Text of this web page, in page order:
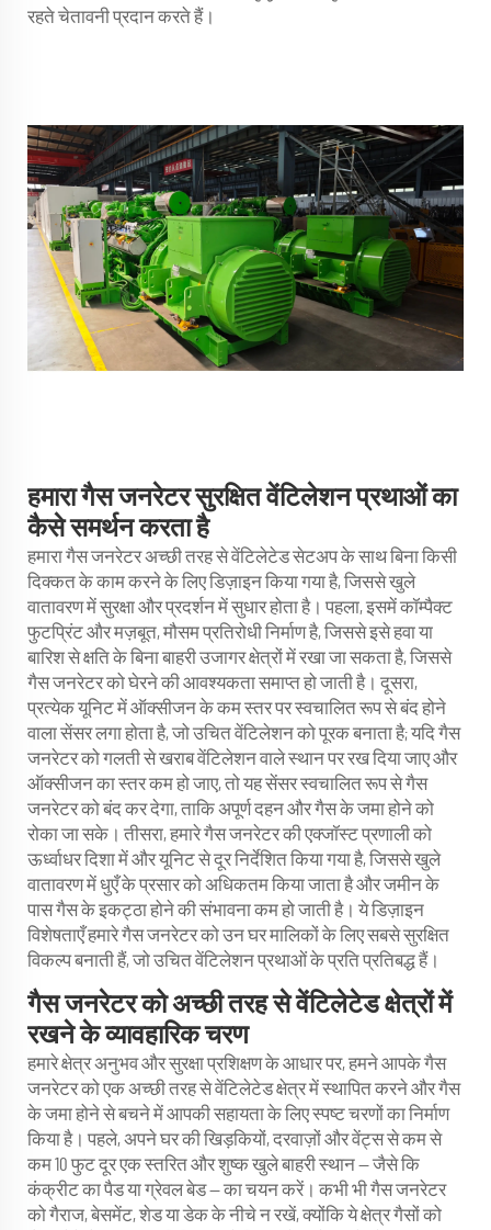
रहते चेतावनी प्रदान करते हैं।
हमारा गैस जनरेटर सुरक्षित वेंटिलेशन प्रथाओं का
कैसे समर्थन करता है
हमारा गैस जनरेटर अच्छी तरह से वेंटिलेटेड सेटअप के साथ बिना किसी
दिक्कत के काम करने के लिए डिज़ाइन किया गया है, जिससे खुले
वातावरण में सुरक्षा और प्रदर्शन में सुधार होता है। पहला, इसमें कॉम्पैक्ट
फुटप्रिंट और मज़बूत, मौसम प्रतिरोधी निर्माण है, जिससे इसे हवा या
बारिश से क्षति के बिना बाहरी उजागर क्षेत्रों में रखा जा सकता है, जिससे
गैस जनरेटर को घेरने की आवश्यकता समाप्त हो जाती है। दूसरा,
प्रत्येक यूनिट में ऑक्सीजन के कम स्तर पर स्वचालित रूप से बंद होने
वाला सेंसर लगा होता है, जो उचित वेंटिलेशन को पूरक बनाता है; यदि गैस
जनरेटर को गलती से खराब वेंटिलेशन वाले स्थान पर रख दिया जाए और
ऑक्सीजन का स्तर कम हो जाए, तो यह सेंसर स्वचालित रूप से गैस
जनरेटर को बंद कर देगा, ताकि अपूर्ण दहन और गैस के जमा होने को
रोका जा सके। तीसरा, हमारे गैस जनरेटर की एक्जॉस्ट प्रणाली को
ऊर्ध्वाधर दिशा में और यूनिट से दूर निर्देशित किया गया है, जिससे खुले
वातावरण में धुएँ के प्रसार को अधिकतम किया जाता है और जमीन के
पास गैस के इकट्ठा होने की संभावना कम हो जाती है। ये डिज़ाइन
विशेषताएँ हमारे गैस जनरेटर को उन घर मालिकों के लिए सबसे सुरक्षित
विकल्प बनाती हैं, जो उचित वेंटिलेशन प्रथाओं के प्रति प्रतिबद्ध हैं।
गैस जनरेटर को अच्छी तरह से वेंटिलेटेड क्षेत्रों में
रखने के व्यावहारिक चरण
हमारे क्षेत्र अनुभव और सुरक्षा प्रशिक्षण के आधार पर, हमने आपके गैस
जनरेटर को एक अच्छी तरह से वेंटिलेटेड क्षेत्र में स्थापित करने और गैस
के जमा होने से बचने में आपकी सहायता के लिए स्पष्ट चरणों का निर्माण
किया है। पहले, अपने घर की खिड़कियों, दरवाज़ों और वेंट्स से कम से
कम 10 फुट दूर एक स्तरित और शुष्क खुले बाहरी स्थान — जैसे कि
कंक्रीट का पैड या ग्रेवल बेड — का चयन करें। कभी भी गैस जनरेटर
को गैराज, बेसमेंट, शेड या डेक के नीचे न रखें, क्योंकि ये क्षेत्र गैसों को